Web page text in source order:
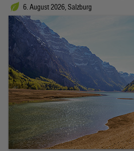
6. August 2026, Salzburg